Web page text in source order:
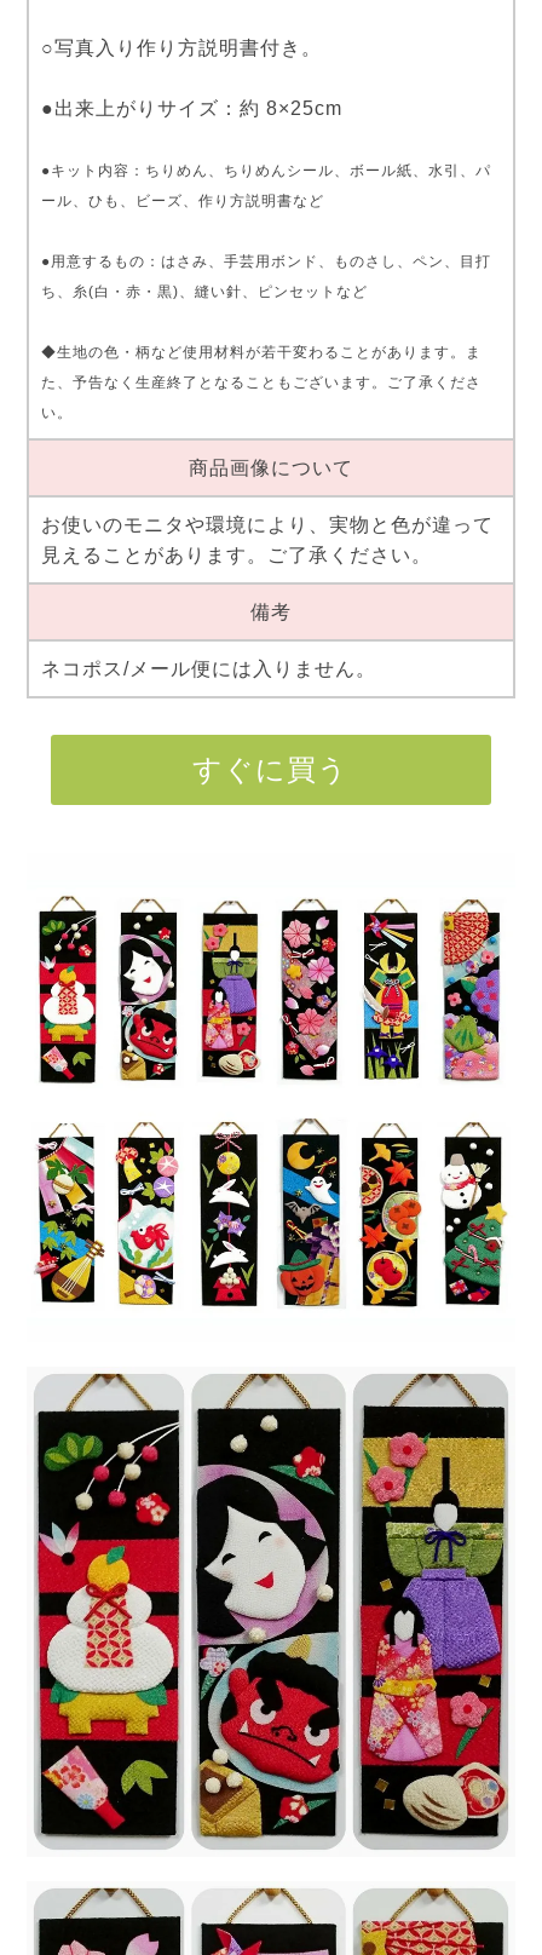
○写真入り作り方説明書付き。
●出来上がりサイズ：約 8×25cm
●キット内容：ちりめん、ちりめんシール、ボール紙、水引、パ
ール、ひも、ビーズ、作り方説明書など
●用意するもの：はさみ、手芸用ボンド、ものさし、ペン、目打
ち、糸(白・赤・黒)、縫い針、ピンセットなど
◆生地の色・柄など使用材料が若干変わることがあります。ま
た、予告なく生産終了となることもございます。ご了承くださ
い。
商品画像について
お使いのモニタや環境により、実物と色が違って
見えることがあります。ご了承ください。
備考
ネコポス/メール便には入りません。
すぐに買う